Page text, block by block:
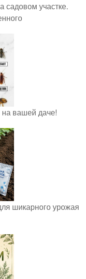
садовом участке.
вашей даче!
шикарного урожая